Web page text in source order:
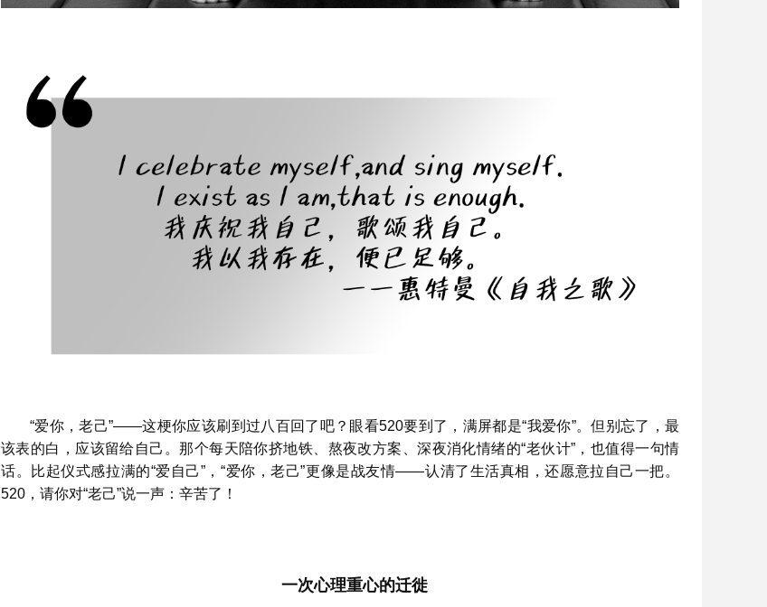
“爱你，老己”——这梗你应该刷到过八百回了吧？眼看520要到了，满屏都是“我爱你”。但别忘了，最
该表的白，应该留给自己。那个每天陪你挤地铁、熬夜改方案、深夜消化情绪的“老伙计”，也值得一句情
话。比起仪式感拉满的“爱自己”，“爱你，老己”更像是战友情——认清了生活真相，还愿意拉自己一把。
520，请你对“老己”说一声：辛苦了！
一次心理重心的迁徙